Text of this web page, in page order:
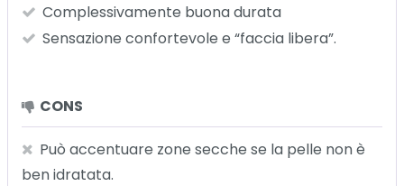
Complessivamente buona durata
Sensazione confortevole e “faccia libera”.
CONS
Può accentuare zone secche se la pelle non è
ben idratata.